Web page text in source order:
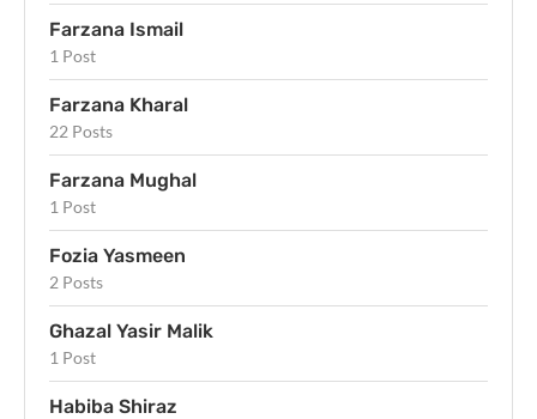
Farzana Ismail
1 Post
Farzana Kharal
22 Posts
Farzana Mughal
1 Post
Fozia Yasmeen
2 Posts
Ghazal Yasir Malik
1 Post
Habiba Shiraz